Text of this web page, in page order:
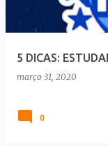
5 DICAS:
março 31, 2020
0